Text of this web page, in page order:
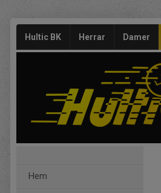
Hultic BK Herrar Damer
Hem